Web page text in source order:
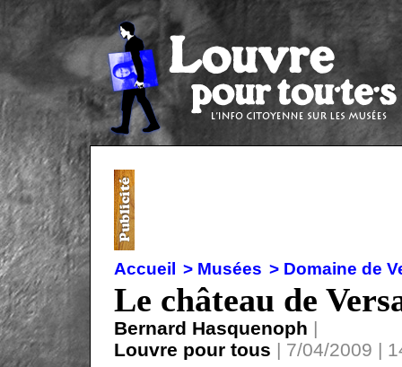
Accueil > Musées > Domaine de
Le château de
Bernard Hasquenoph |
Louvre pour tous | 7/04/2009 |